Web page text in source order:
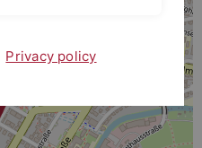
Privacy policy